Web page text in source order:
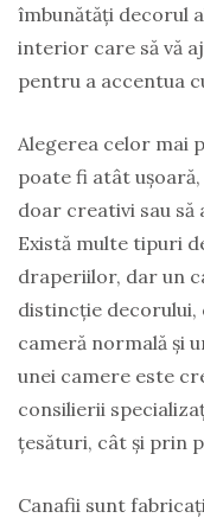
îmbunătăți decorul
interior care să vă
pentru a accentua
Alegerea celor mai
poate fi atât
doar creativi sau
Există multe tipuri
draperiilor, dar un
distincție
cameră normală și
unei camere este
consilierii
țesături, cât și prin
Canafii sunt